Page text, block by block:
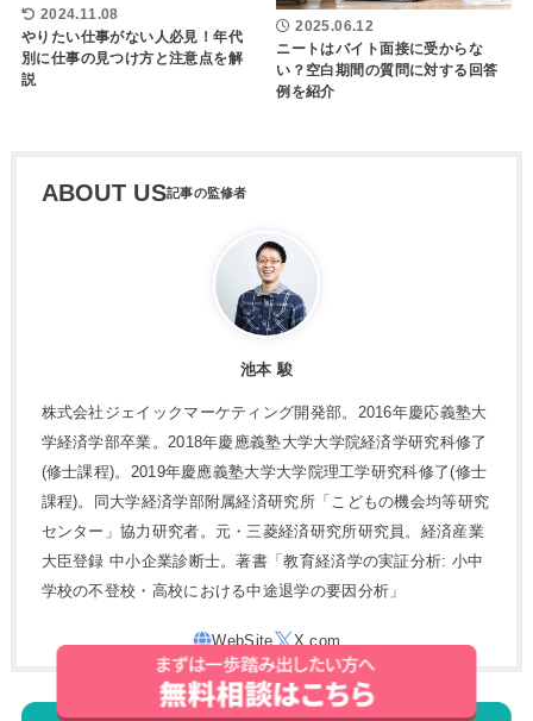
2024.11.08
やりたい仕事がない人必見！年代
別に仕事の見つけ方と注意点を解
説
2025.06.12
ニートはバイト面接に受からな
い？空白期間の質問に対する回答
例を紹介
ABOUT US
池本 駿
株式会社ジェイックマーケティング開発部。2016年慶応義塾大
学経済学部卒業。2018年慶應義塾大学大学院経済学研究科修了
(修士課程)。2019年慶應義塾大学大学院理工学研究科修了(修士
課程)。同大学経済学部附属経済研究所「こどもの機会均等研究
センター」協力研究者。元・三菱経済研究所研究員。経済産業
大臣登録 中小企業診断士。著書「教育経済学の実証分析: 小中
学校の不登校・高校における中途退学の要因分析」